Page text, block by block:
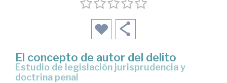
El concepto de autor del delito
estudio de legislación jurisprudencia y
doctrina penal